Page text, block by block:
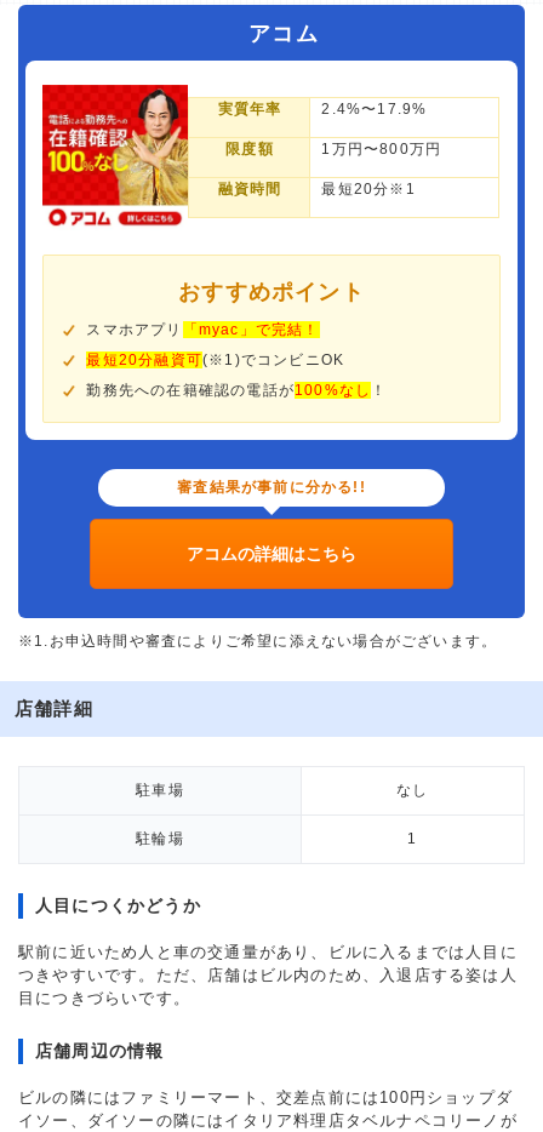
アコム
実質年率 2.4%〜17.9%
限度額 1万円〜800万円
融資時間 最短20分※1
おすすめポイント
スマホアプリ
「myac」で完結！
最短20分融資可(※1)でコンビニOK
勤務先への在籍確認の電話が100%なし ！
審査結果が事前に分かる!!
アコムの詳細はこちら
※1.お申込時間や審査によりご希望に添えない場合がございます。
店舗詳細
駐車場 なし
駐輪場 1
人目につくかどうか
駅前に近いため人と車の交通量があり、ビルに入るまでは人目に
つきやすいです。ただ、店舗はビル内のため、入退店する姿は人
目につきづらいです。
店舗周辺の情報
ビルの隣にはファミリーマート、交差点前には100円ショップダ
イソー、ダイソーの隣にはイタリア料理店タベルナペコリーノが